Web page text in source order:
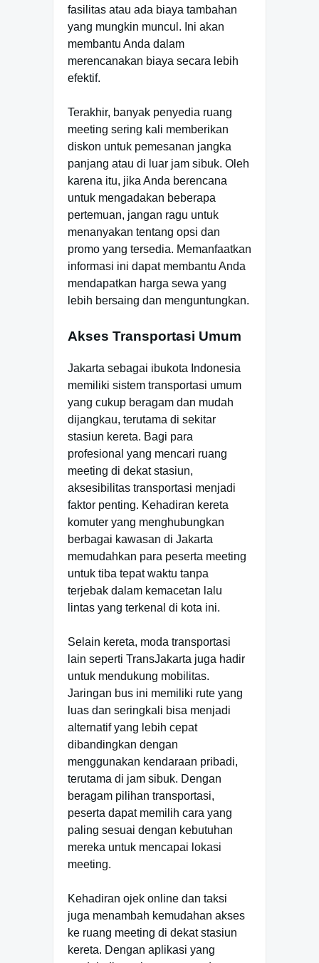
fasilitas atau ada biaya tambahan
yang mungkin muncul. Ini akan
membantu Anda dalam
merencanakan biaya secara lebih
efektif.
Terakhir, banyak penyedia ruang
meeting sering kali memberikan
diskon untuk pemesanan jangka
panjang atau di luar jam sibuk. Oleh
karena itu, jika Anda berencana
untuk mengadakan beberapa
pertemuan, jangan ragu untuk
menanyakan tentang opsi dan
promo yang tersedia. Memanfaatkan
informasi ini dapat membantu Anda
mendapatkan harga sewa yang
lebih bersaing dan menguntungkan.
Akses Transportasi Umum
Jakarta sebagai ibukota Indonesia
memiliki sistem transportasi umum
yang cukup beragam dan mudah
dijangkau, terutama di sekitar
stasiun kereta. Bagi para
profesional yang mencari ruang
meeting di dekat stasiun,
aksesibilitas transportasi menjadi
faktor penting. Kehadiran kereta
komuter yang menghubungkan
berbagai kawasan di Jakarta
memudahkan para peserta meeting
untuk tiba tepat waktu tanpa
terjebak dalam kemacetan lalu
lintas yang terkenal di kota ini.
Selain kereta, moda transportasi
lain seperti TransJakarta juga hadir
untuk mendukung mobilitas.
Jaringan bus ini memiliki rute yang
luas dan seringkali bisa menjadi
alternatif yang lebih cepat
dibandingkan dengan
menggunakan kendaraan pribadi,
terutama di jam sibuk. Dengan
beragam pilihan transportasi,
peserta dapat memilih cara yang
paling sesuai dengan kebutuhan
mereka untuk mencapai lokasi
meeting.
Kehadiran ojek online dan taksi
juga menambah kemudahan akses
ke ruang meeting di dekat stasiun
kereta. Dengan aplikasi yang